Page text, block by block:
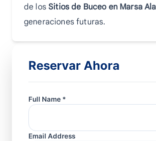
de losSitios de Buceo en Marsa
generaciones futuras.
Reservar Ahora
Full Name *
Email Address